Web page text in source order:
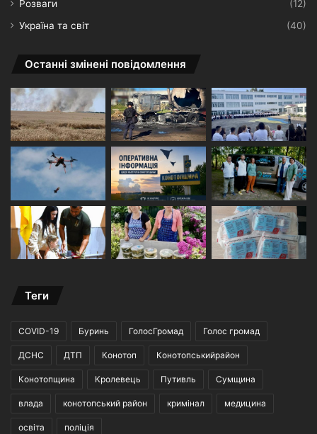
Розваги
(12)
Україна та світ
(40)
Останні змінені повідомлення
Теги
COVID-19 Буринь ГолосГромад Голос громад
ДСНС ДТП Конотоп Конотопськийрайон
Конотопщина Кролевець Путивль Сумщина
влада конотопський район кримінал медицина
освіта поліція